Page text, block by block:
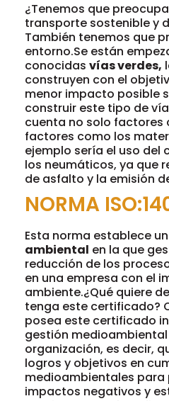
¿Tenemos que
transporte sostenible y
También tenemos que
entorno.Se están
conocidas vías verdes,
construyen con el
menor impacto posible
construir este tipo de
cuenta no solo factores
factores como los
ejemplo sería el uso del
los neumáticos, ya que
de asfalto y la emisión
NORMA
Esta norma establece
ambiental en la que
reducción de los
en una empresa con el
ambiente.¿Qué quiere
tenga este certificado?
posea este certificado
gestión
organización, es decir,
logros y objetivos en
medioambientales para
impactos negativos y